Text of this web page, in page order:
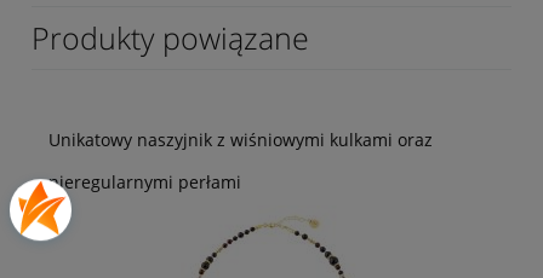
Produkty powiązane
Unikatowy naszyjnik z wiśniowymi kulkami oraz
nieregularnymi perłami